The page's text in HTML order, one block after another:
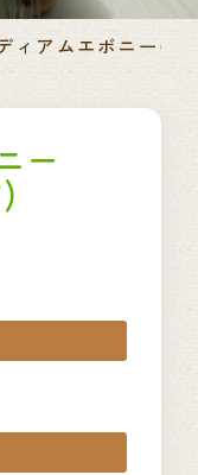
ィアムエボニー(パ
ー